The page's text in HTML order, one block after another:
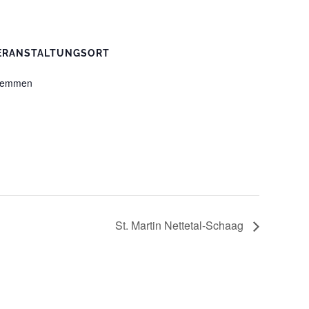
St. Martin Nettetal-Schaag